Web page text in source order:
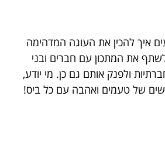
איך להכין את העוגה המדהימה
את המתכון עם חברים ובני
ולפנק אותם גם כן. מי יודע,
של טעמים ואהבה עם כל ביס!